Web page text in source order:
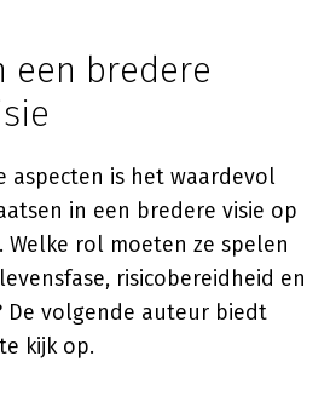
een bredere
aspecten is het waardevol
in een bredere visie op
rol moeten ze spelen
risicobereidheid en
De volgende auteur biedt
kijk op.